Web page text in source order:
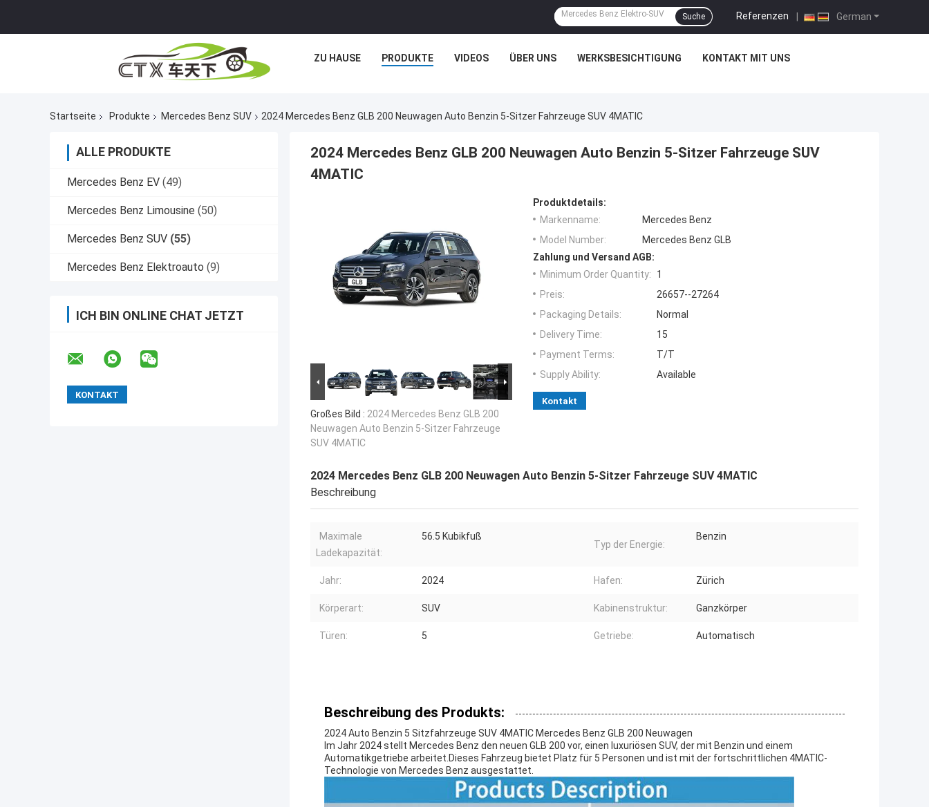
German
Referenzen |
Suche
ZU HAUSE PRODUKTE VIDEOS ÜBER UNS WERKSBESICHTIGUNG KONTAKT MIT UNS
Startseite Produkte Mercedes Benz SUV 2024 Mercedes Benz GLB 200 Neuwagen Auto Benzin 5-Sitzer Fahrzeuge SUV 4MATIC
ALLE PRODUKTE
Mercedes Benz EV (49)
Mercedes Benz Limousine (50)
Mercedes Benz SUV (55)
Mercedes Benz Elektroauto (9)
ICH BIN ONLINE CHAT JETZT
2024 Mercedes Benz GLB 200 Neuwagen Auto Benzin 5-Sitzer Fahrzeuge SUV
4MATIC
Großes Bild : 2024 Mercedes Benz GLB 200
Neuwagen Auto Benzin 5-Sitzer Fahrzeuge
SUV 4MATIC
Produktdetails:
Markenname:
Mercedes Benz
Model Number:
Mercedes Benz GLB
Zahlung und Versand AGB:
Minimum Order Quantity:
1
Preis:
26657--27264
Packaging Details:
Normal
Delivery Time:
15
Payment Terms:
T/T
Supply Ability:
Available
Kontakt
2024 Mercedes Benz GLB 200 Neuwagen Auto Benzin 5-Sitzer Fahrzeuge SUV 4MATIC
Beschreibung
Maximale
Ladekapazität:
56.5 Kubikfuß
Typ der Energie:
Benzin
Jahr: 2024 Hafen: Zürich
Körperart: SUV Kabinenstruktur: Ganzkörper
Türen: 5 Getriebe: Automatisch
Beschreibung des Produkts:
2024 Auto Benzin 5 Sitzfahrzeuge SUV 4MATIC Mercedes Benz GLB 200 Neuwagen
Im Jahr 2024 stellt Mercedes Benz den neuen GLB 200 vor, einen luxuriösen SUV, der mit Benzin und einem
Automatikgetriebe arbeitet.Dieses Fahrzeug bietet Platz für 5 Personen und ist mit der fortschrittlichen 4MATIC-
Technologie von Mercedes Benz ausgestattet.